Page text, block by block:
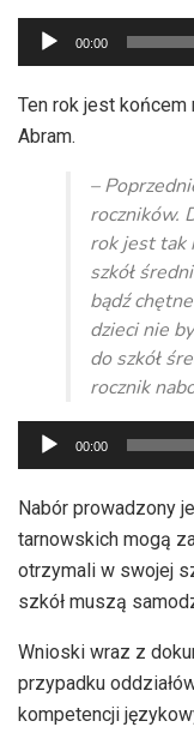
Odtwarzacz
plików
dźwiękowych
00:00
Ten rok jest
Abram.
–
roczników.
rok jest tak
szkół
bądź
dzieci nie
do szkół
rocznik
Odtwarzacz
plików
dźwiękowych
00:00
Nabór prowadzony
tarnowskich mogą
otrzymali w swojej
szkół muszą
Wnioski wraz z
przypadku
kompetencji